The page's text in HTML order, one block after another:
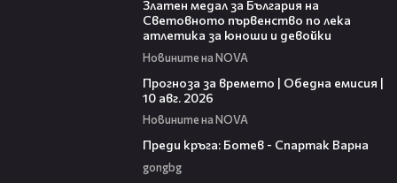
Златен медал за България на
Световното първенство по лека
атлетика за юноши и девойки
Новините на NOVA
Прогноза за времето | Обедна емисия |
10 авг. 2026
Новините на NOVA
Преди кръга: Ботев - Спартак Варна
gongbg